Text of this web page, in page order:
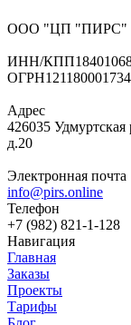
ООО "ЦП "ПИРС"
ИНН/КПП
ОГРН
Адрес
426035
д.20
Электронная почта
info@pirs.online
Телефон
+7 (982) 821-1-128
Навигация
Главная
Заказы
Проекты
Тарифы